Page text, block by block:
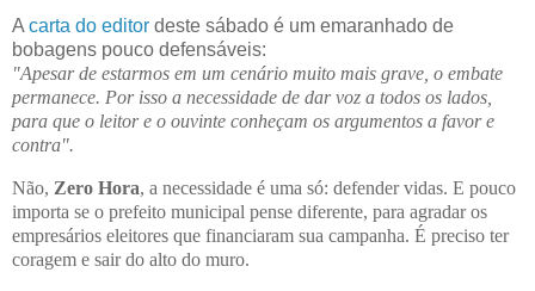
A carta do editor deste sábado é um emaranhado de
bobagens pouco defensáveis:
"Apesar de estarmos em um cenário muito mais grave, o embate
permanece. Por isso a necessidade de dar voz a todos os lados,
para que o leitor e o ouvinte conheçam os argumentos a favor e
contra".
Não, Zero Hora, a necessidade é uma só: defender vidas. E pouco
importa se o prefeito municipal pense diferente, para agradar os
empresários eleitores que financiaram sua campanha. É preciso ter
coragem e sair do alto do muro.